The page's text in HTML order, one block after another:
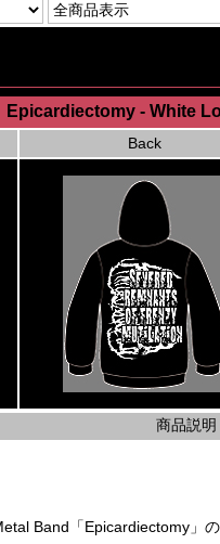
Epicardiectomy - White
Back
商品説明
Band「Epicardiectomy」